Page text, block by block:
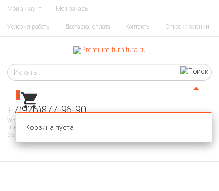
Мой аккаунт Мои заказы
Условия работы Доставка, оплата Контакты Список желаний
+7(926)877-96-90
WhatsApp, Telegram
ПН-ПТ 10-20
СБ-ВС - ВЫХОДНОЙ
0
Корзина пуста